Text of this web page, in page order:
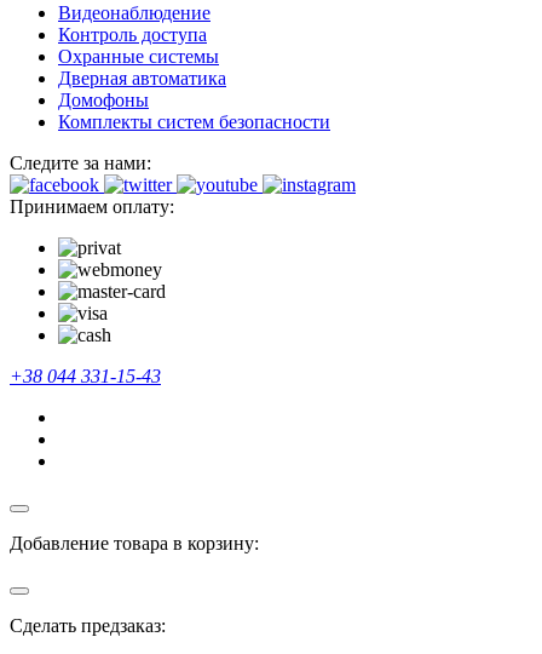
Видеонаблюдение
Контроль доступа
Охранные системы
Дверная автоматика
Домофоны
Комплекты систем безопасности
Следите за нами:
Принимаем оплату:
+38 044 331-15-43
Добавление товара в корзину:
Сделать предзаказ: